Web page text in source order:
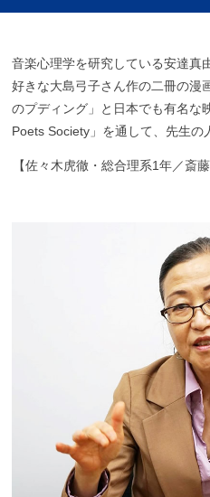
音楽心理学を研究している安達真
好きな大島弓子さん作の二冊の漫
のプディング」と日本でも有名な
Poets Society」を通して、先生の
【佐々木虎徹・総合理系1年／斎